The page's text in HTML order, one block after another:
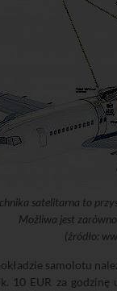
satelitarna to
Możliwa jest
(źródło:
samolotu
10 EUR za